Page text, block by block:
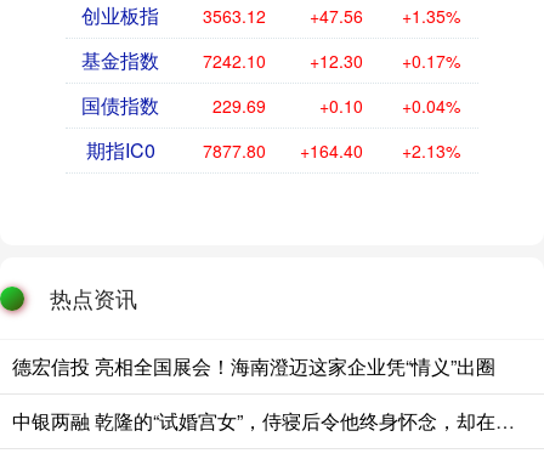
创业板指 3563.12 +47.56 +1.35%
基金指数 7242.10 +12.30 +0.17%
国债指数 229.69 +0.10 +0.04%
期指IC0 7877.80 +164.40 +2.13%
热点资讯
德宏信投 亮相全国展会！海南澄迈这家企业凭“情义”出圈
中银两融 乾隆的“试婚宫女”，侍寝后令他终身怀念，却在多年后骂死她儿子